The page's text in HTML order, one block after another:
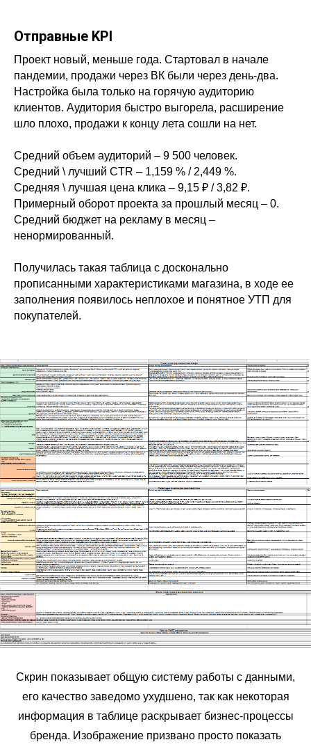
Отправные KPI
Проект новый, меньше года. Стартовал в начале
пандемии, продажи через ВК были через день-два.
Настройка была только на горячую аудиторию
клиентов. Аудитория быстро выгорела, расширение
шло плохо, продажи к концу лета сошли на нет.
Средний объем аудиторий – 9 500 человек.
Средний \ лучший CTR – 1,159 % / 2,449 %.
Средняя \ лучшая цена клика – 9,15 ₽ / 3,82 ₽.
Примерный оборот проекта за прошлый месяц – 0.
Средний бюджет на рекламу в месяц –
ненормированный.
Получилась такая таблица с досконально
прописанными характеристиками магазина, в ходе ее
заполнения появилось неплохое и понятное УТП для
покупателей.
Скрин показывает общую систему работы с данными,
его качество заведомо ухудшено, так как некоторая
информация в таблице раскрывает бизнес-процессы
бренда. Изображение призвано просто показать